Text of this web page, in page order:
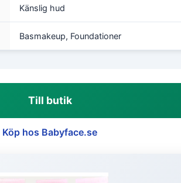
Känslig hud
Basmakeup, Foundationer
Till butik
Köp hos Babyface.se